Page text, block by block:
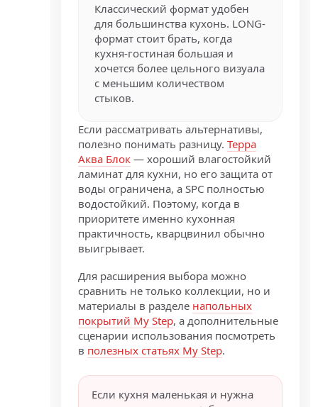
Классический формат удобен
для большинства кухонь. LONG-
формат стоит брать, когда
кухня-гостиная большая и
хочется более цельного визуала
с меньшим количеством
стыков.
Если рассматривать альтернативы,
полезно понимать разницу.Терра
Аква Блок — хороший влагостойкий
ламинат для кухни, но его защита от
воды ограничена, а SPC полностью
водостойкий. Поэтому, когда в
приоритете именно кухонная
практичность, кварцвинил обычно
выигрывает.
Для расширения выбора можно
сравнить не только коллекции, но и
материалы в разделе напольных
покрытий My Step, а дополнительные
сценарии использования посмотреть
в полезных статьях My Step.
Если кухня маленькая и нужна